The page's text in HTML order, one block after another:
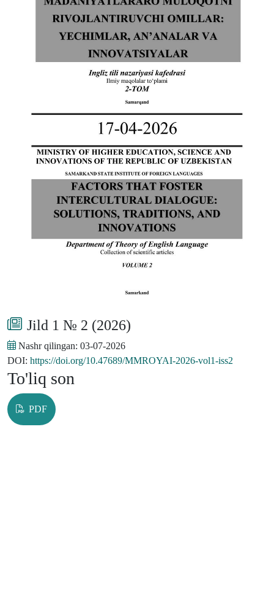
Jild 1 № 2 (2026)
Nashr qilingan: 03-07-2026
DOI: https://doi.org/10.47689/MMROYAI-2026-vol1-iss2
To'liq son
PDF